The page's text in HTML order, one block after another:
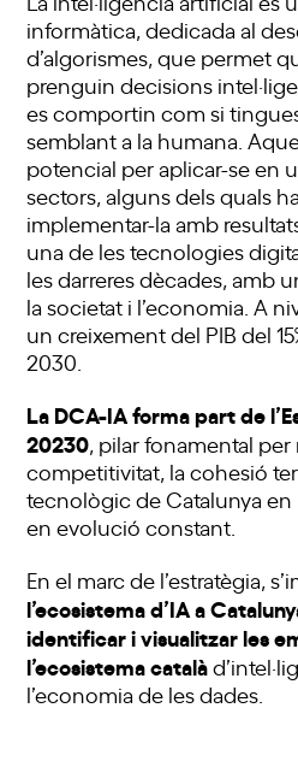
informàtica, dedicada al
d’algorismes, que permet
prenguin decisions
es comportin com si
semblant a la humana.
potencial per aplicar-se en
sectors, alguns dels quals
implementar-la amb
una de les tecnologies
les darreres dècades, amb
la societat i l’economia. A
un creixement del PIB del
2030.
La DCA-IA forma part de l’
20230, pilar fonamental per
competitivitat, la cohesió
tecnològic de Catalunya
en evolució constant.
En el marc de l’estratègia,
l’ecosistema d’IA a
identificar i visualitzar les
l’ecosistema català
l’economia de les dades.